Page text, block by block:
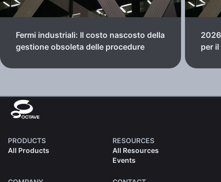
Fermi industriali: Il costo nascosto della
gestione obsoleta delle procedure
per
PRODUCTS
All Products
RESOURCES
All Resources
Events